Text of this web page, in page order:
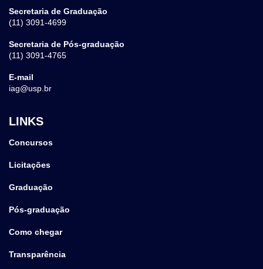
Secretaria de Graduação
(11) 3091-4699
Secretaria de Pós-graduação
(11) 3091-4765
E-mail
iag@usp.br
LINKS
Concursos
Licitações
Graduação
Pós-graduação
Como chegar
Transparência